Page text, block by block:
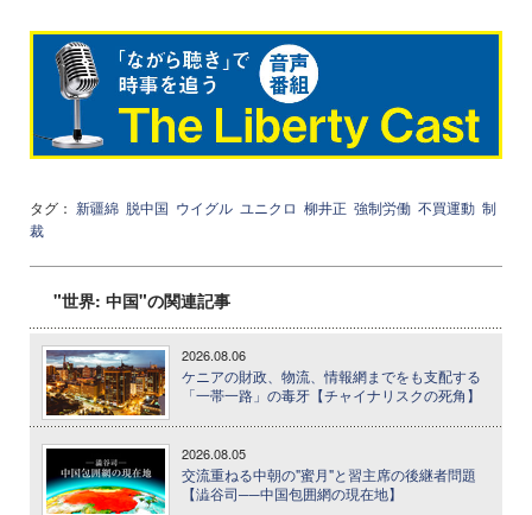
タグ： 新疆綿 脱中国 ウイグル ユニクロ 柳井正 強制労働 不買運動 制
裁
"世界: 中国"の関連記事
2026.08.06
ケニアの財政、物流、情報網までをも支配する
「一帯一路」の毒牙【チャイナリスクの死角】
2026.08.05
交流重ねる中朝の"蜜月"と習主席の後継者問題
【澁谷司──中国包囲網の現在地】